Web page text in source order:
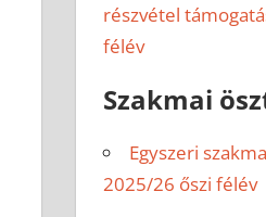
részvétel
félév
Szakmai
Egyszeri
2025/26 őszi félév